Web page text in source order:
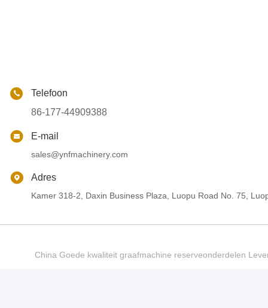
Telefoon
86-177-44909388
E-mail
sales@ynfmachinery.com
Adres
Kamer 318-2, Daxin Business Plaza, Luopu Road No. 75,
China Goede kwaliteit graafmachine reserveonderdelen